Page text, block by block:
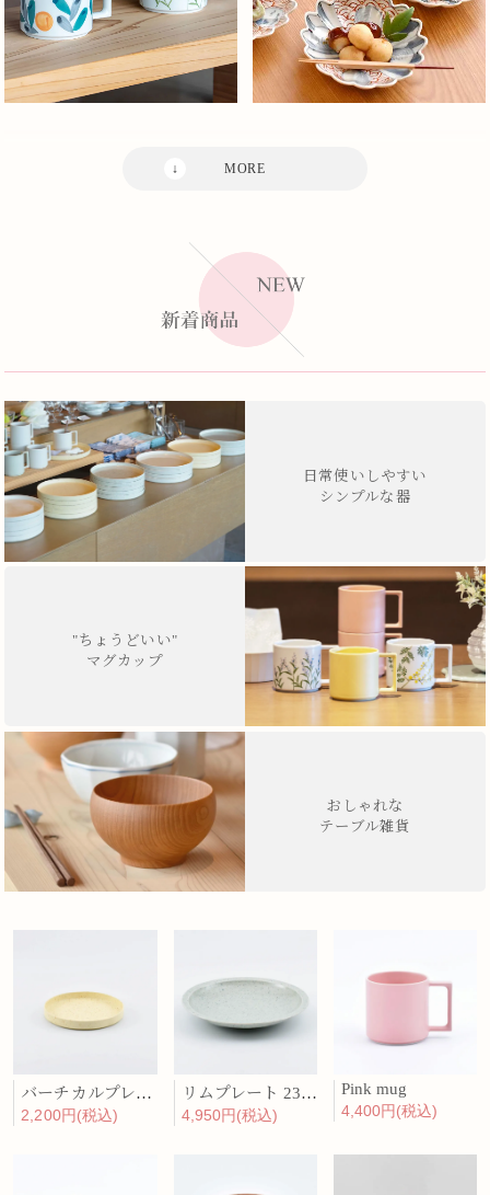
日常使いしやすい
シンプルな器
"ちょうどいい"
マグカップ
おしゃれな
テーブル雑貨
バーチカルプレート 15cm 化粧土
2,200円(税込)
リムプレート 23cm 呉須散
4,950円(税込)
Pink mug
4,400円(税込)